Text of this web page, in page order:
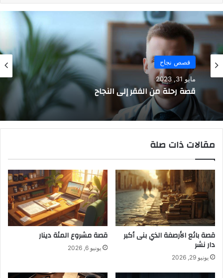
قصص نجاح
مايو 31, 2023
قصة رحلة من الفقر إلى النجاح
مقالات ذات صلة
قصة بائع الأرصفة الذي بنى أكبر
دار نشر
يونيو 29, 2026
قصة مشروع المئة دينار
يونيو 6, 2026